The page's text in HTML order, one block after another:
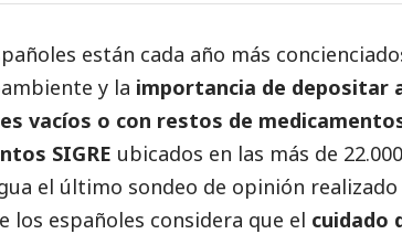
están cada año más
y la importancia de depositar
vacíos o con restos de
SIGRE ubicados en las más de
el último sondeo de opinión
los españoles considera que el cuidado